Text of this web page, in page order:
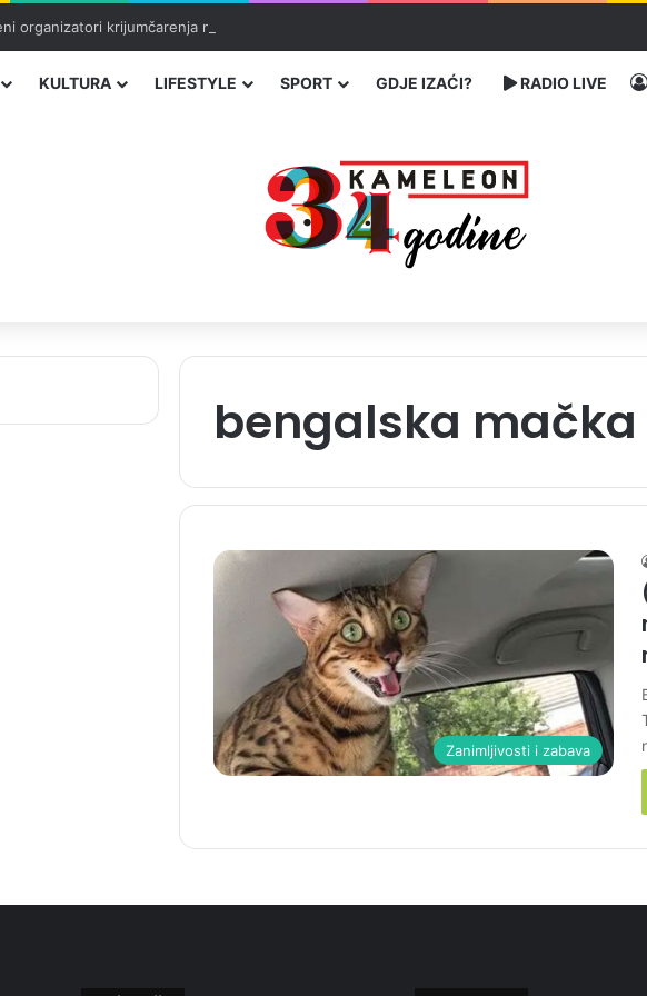
organizatori krijumčarenja migranata preko BiH i Balkana
KULTURA LIFESTYLE SPORT GDJE IZAĆI? RADIO LIVE
bengalska mačka
Zanimljivosti i zabava